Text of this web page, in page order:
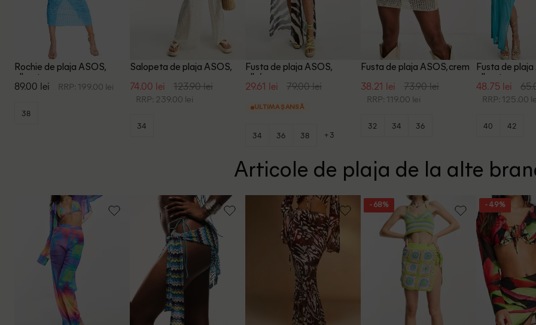
Rochie de plaja ASOS,
albastru
89.00 lei RRP: 199.00 lei
38
Salopeta de plaja ASOS,
74.00 lei 123.90 lei
RRP: 239.00 lei
34
Fusta de plaja ASOS,
alb/negru
29.61 lei 79.00 lei
ULTIMA ȘANSĂ
34 36 38 +3
Fusta de plaja ASOS, crem
38.21 lei 73.90 lei
RRP: 119.00 lei
32 34 36
Fusta de plaja
albastru
48.75 lei
RRP: 125.00
40 42
Articole de plaja de la alte
- 68% - 49%